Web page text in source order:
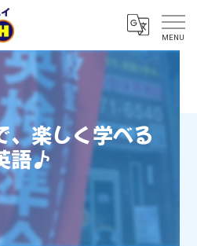
、楽しく学べる
語♪